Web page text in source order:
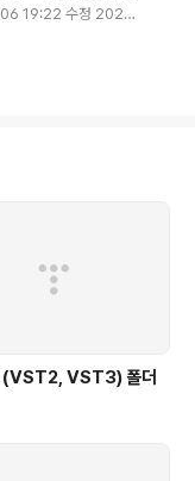
19:22 수정 2025.
12·3 비상계엄 선포
으로 임명 당일에 자
(VST2, VST3) 폴더